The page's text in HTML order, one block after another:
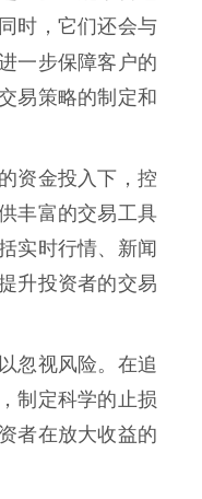
时，它们还会与
一步保障客户的
易策略的制定和
资金投入下，控
丰富的交易工具
实时行情、新闻
升投资者的交易
忽视风险。在追
制定科学的止损
者在放大收益的